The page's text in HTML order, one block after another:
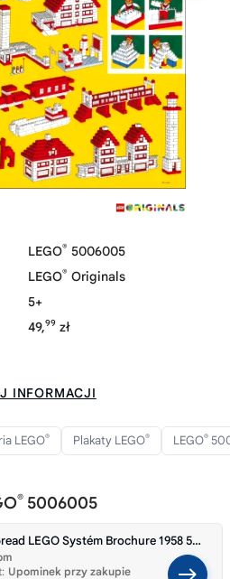
LEGO® 5006005
LEGO® Originals
5+
49,99 zł
INFORMACJI
LEGO® Plakaty LEGO® LEGO®
® 5006005
Yellow Spread LEGO Systém Brochure 1958 5006005
Upominek przy zakupie